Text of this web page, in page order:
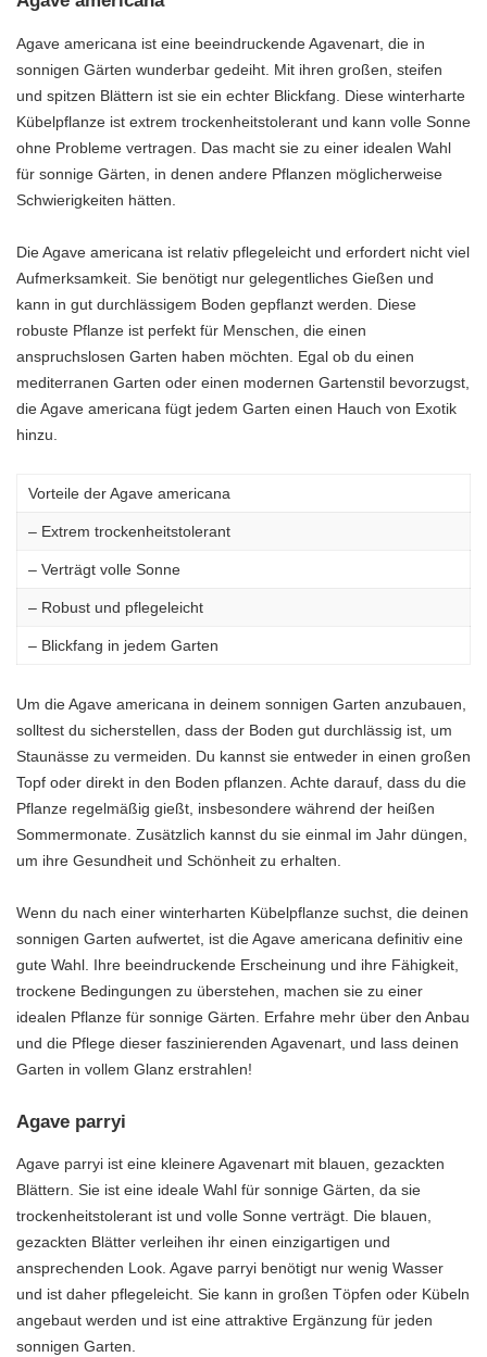
Agave americana ist eine beeindruckende Agavenart, die in
sonnigen Gärten wunderbar gedeiht. Mit ihren großen, steifen
und spitzen Blättern ist sie ein echter Blickfang. Diese winterharte
Kübelpflanze ist extrem trockenheitstolerant und kann volle Sonne
ohne Probleme vertragen. Das macht sie zu einer idealen Wahl
für sonnige Gärten, in denen andere Pflanzen möglicherweise
Schwierigkeiten hätten.
Die Agave americana ist relativ pflegeleicht und erfordert nicht viel
Aufmerksamkeit. Sie benötigt nur gelegentliches Gießen und
kann in gut durchlässigem Boden gepflanzt werden. Diese
robuste Pflanze ist perfekt für Menschen, die einen
anspruchslosen Garten haben möchten. Egal ob du einen
mediterranen Garten oder einen modernen Gartenstil bevorzugst,
die Agave americana fügt jedem Garten einen Hauch von Exotik
hinzu.
Vorteile der Agave americana
– Extrem trockenheitstolerant
– Verträgt volle Sonne
– Robust und pflegeleicht
– Blickfang in jedem Garten
Um die Agave americana in deinem sonnigen Garten anzubauen,
solltest du sicherstellen, dass der Boden gut durchlässig ist, um
Staunässe zu vermeiden. Du kannst sie entweder in einen großen
Topf oder direkt in den Boden pflanzen. Achte darauf, dass du die
Pflanze regelmäßig gießt, insbesondere während der heißen
Sommermonate. Zusätzlich kannst du sie einmal im Jahr düngen,
um ihre Gesundheit und Schönheit zu erhalten.
Wenn du nach einer winterharten Kübelpflanze suchst, die deinen
sonnigen Garten aufwertet, ist die Agave americana definitiv eine
gute Wahl. Ihre beeindruckende Erscheinung und ihre Fähigkeit,
trockene Bedingungen zu überstehen, machen sie zu einer
idealen Pflanze für sonnige Gärten. Erfahre mehr über den Anbau
und die Pflege dieser faszinierenden Agavenart, und lass deinen
Garten in vollem Glanz erstrahlen!
Agave parryi
Agave parryi ist eine kleinere Agavenart mit blauen, gezackten
Blättern. Sie ist eine ideale Wahl für sonnige Gärten, da sie
trockenheitstolerant ist und volle Sonne verträgt. Die blauen,
gezackten Blätter verleihen ihr einen einzigartigen und
ansprechenden Look. Agave parryi benötigt nur wenig Wasser
und ist daher pflegeleicht. Sie kann in großen Töpfen oder Kübeln
angebaut werden und ist eine attraktive Ergänzung für jeden
sonnigen Garten.